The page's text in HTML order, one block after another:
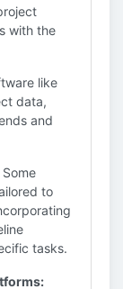
with the
like
data,
and
Some
to
tasks.